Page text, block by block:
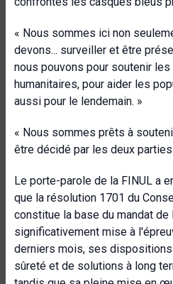
« Nous sommes ici non
devons... surveiller et être
nous pouvons pour soutenir
humanitaires, pour aider les
aussi pour le lendemain. »
« Nous sommes prêts à
être décidé par les deux
Le porte-parole de la FINUL a
que la résolution 1701 du
constitue la base du mandat de
significativement mise à
derniers mois, ses
sûreté et de solutions à long